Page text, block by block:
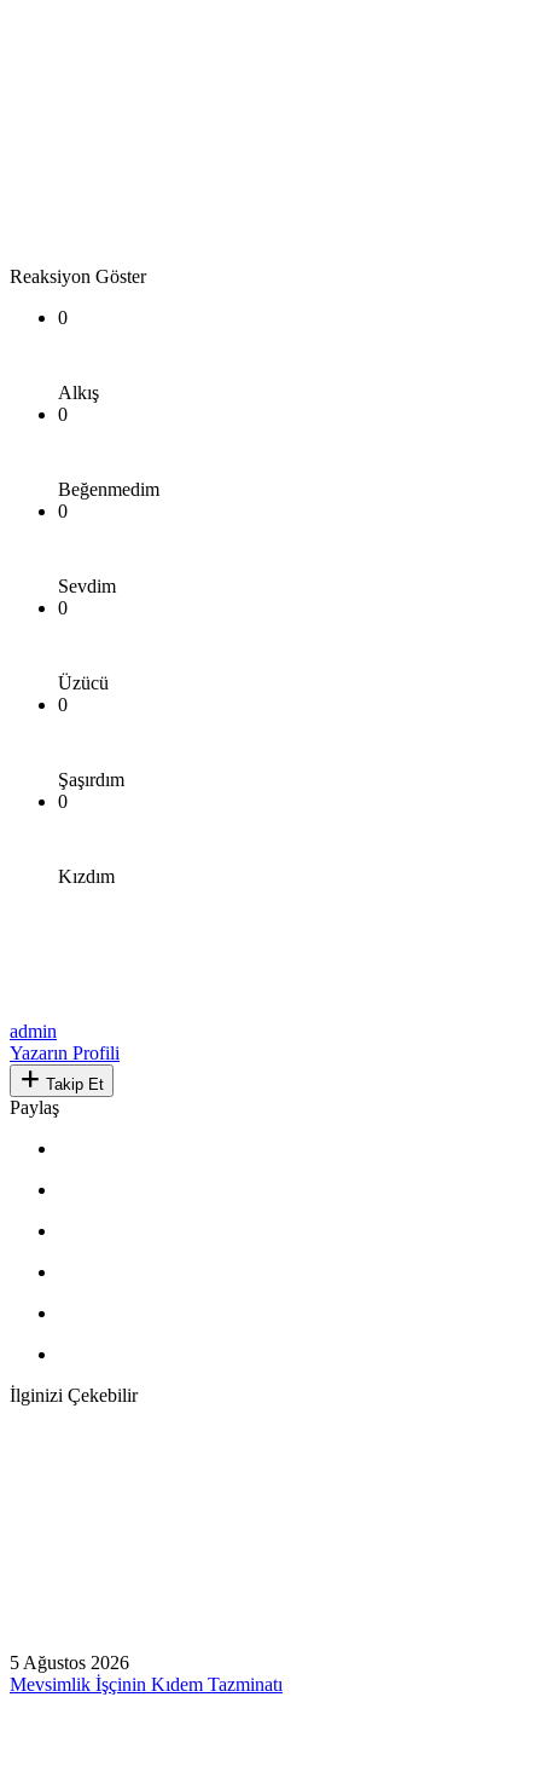
Reaksiyon Göster
0
Alkış
0
Beğenmedim
0
Sevdim
0
Üzücü
0
Şaşırdım
0
Kızdım
admin
Yazarın Profili
Takip Et
Paylaş
İlginizi Çekebilir
5 Ağustos 2026
Mevsimlik İşçinin Kıdem Tazminatı